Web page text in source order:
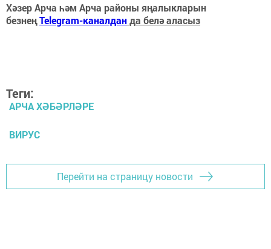
Хәзер Арча һәм Арча районы яңалыкларын
безнеңTelegram-каналданда белә аласыз
Теги:
АРЧА ХӘБӘРЛӘРЕ
ВИРУС
Перейти на страницу новости